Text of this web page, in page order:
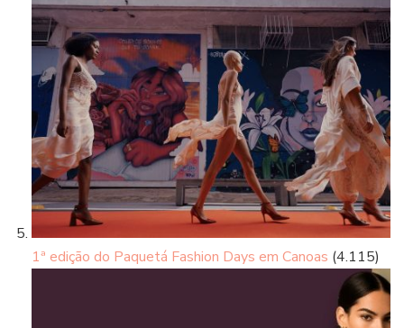
1ª edição do Paquetá Fashion Days em Canoas (4.115)